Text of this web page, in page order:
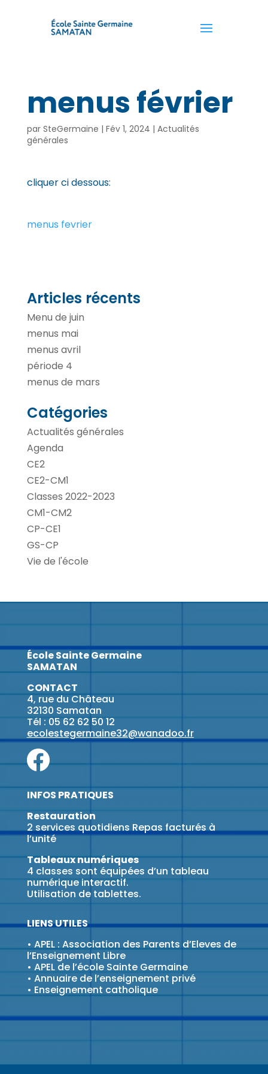
menus février
par SteGermaine | Fév 1, 2024 | Actualités
générales
cliquer ci dessous:
menus fevrier
Articles récents
Menu de juin
menus mai
menus avril
période 4
menus de mars
Catégories
Actualités générales
Agenda
CE2
CE2-CM1
Classes 2022-2023
CM1-CM2
CP-CE1
GS-CP
Vie de l'école
École Sainte Germaine
SAMATAN
CONTACT
4, rue du Château
32130 Samatan
Tél : 05 62 62 50 12
ecolestegermaine32@wanadoo.fr
INFOS PRATIQUES
Restauration
2 services quotidiens Repas facturés à
l’unité
Tableaux numériques
4 classes sont équipées d’un tableau
numérique interactif.
Utilisation de tablettes.
LIENS UTILES
• APEL : Association des Parents d’Eleves de
l’Enseignement Libre
• APEL de l’école Sainte Germaine
• Annuaire de l’enseignement privé
• Enseignement catholique